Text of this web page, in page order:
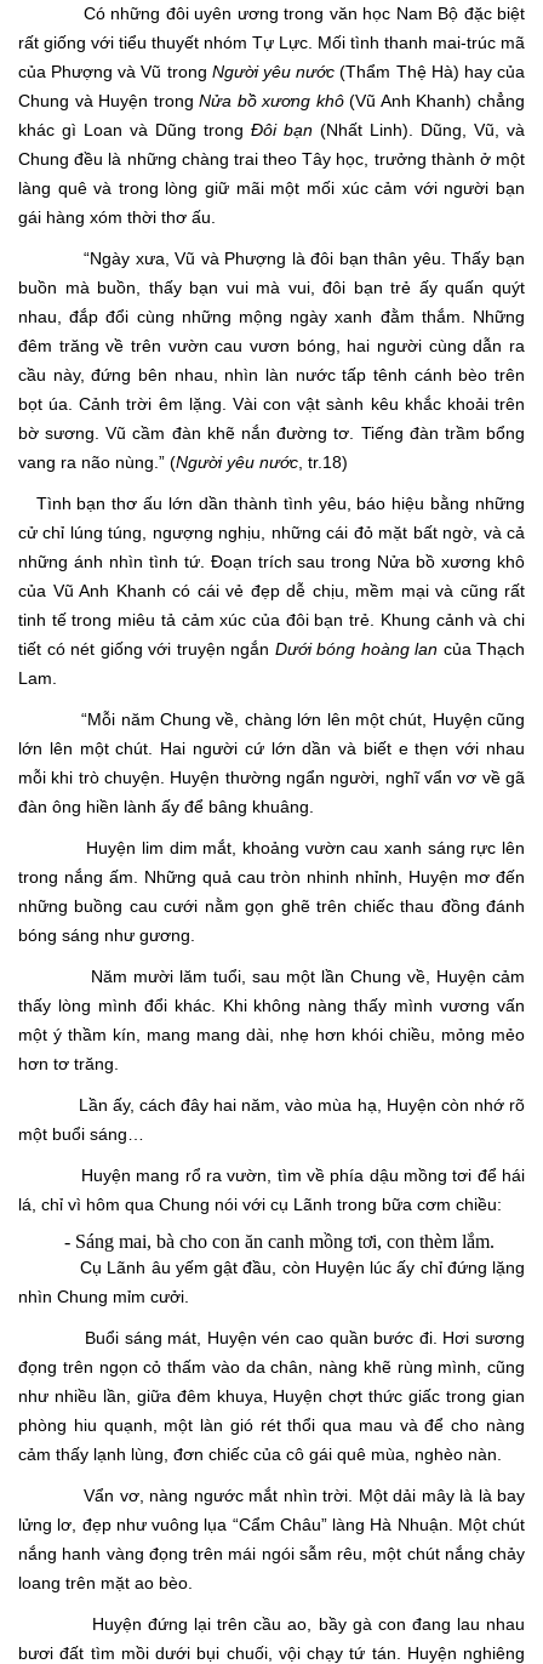
Có những đôi uyên ương trong văn học Nam Bộ đặc biệt
rất giống với tiểu thuyết nhóm Tự Lực. Mối tình thanh mai-trúc mã
của Phượng và Vũ trong Người yêu nước(Thẩm Thệ Hà) hay của
Chung và Huyện trongNửa bồ xương khô(Vũ Anh Khanh) chẳng
khác gì Loan và Dũng trong Đôi bạn (Nhất Linh). Dũng, Vũ, và
Chung đều là những chàng trai theo Tây học, trưởng thành ở một
làng quê và trong lòng giữ mãi một mối xúc cảm với người bạn
gái hàng xóm thời thơ ấu.
“Ngày xưa, Vũ và Phượng là đôi bạn thân yêu. Thấy bạn
buồn mà buồn, thấy bạn vui mà vui, đôi bạn trẻ ấy quấn quýt
nhau, đắp đổi cùng những mộng ngày xanh đằm thắm. Những
đêm trăng về trên vườn cau vươn bóng, hai người cùng dẫn ra
cầu này, đứng bên nhau, nhìn làn nước tấp tênh cánh bèo trên
bọt úa. Cảnh trời êm lặng. Vài con vật sành kêu khắc khoải trên
bờ sương. Vũ cầm đàn khẽ nắn đường tơ. Tiếng đàn trầm bổng
vang ra não nùng.” (Người yêu nước , tr.18)
Tình bạn thơ ấu lớn dần thành tình yêu, báo hiệu bằng những
cử chỉ lúng túng, ngượng nghịu, những cái đỏ mặt bất ngờ, và cả
những ánh nhìn tình tứ. Đoạn trích sau trong Nửa bồ xương khô
của Vũ Anh Khanh có cái vẻ đẹp dễ chịu, mềm mại và cũng rất
tinh tế trong miêu tả cảm xúc của đôi bạn trẻ. Khung cảnh và chi
tiết có nét giống với truyện ngắn Dưới bóng hoàng lan của Thạch
Lam.
“Mỗi năm Chung về, chàng lớn lên một chút, Huyện cũng
lớn lên một chút. Hai người cứ lớn dần và biết e thẹn với nhau
mỗi khi trò chuyện. Huyện thường ngẩn người, nghĩ vẩn vơ về gã
đàn ông hiền lành ấy để bâng khuâng.
Huyện lim dim mắt, khoảng vườn cau xanh sáng rực lên
trong nắng ấm. Những quả cau tròn nhinh nhỉnh, Huyện mơ đến
những buồng cau cưới nằm gọn ghẽ trên chiếc thau đồng đánh
bóng sáng như gương.
Năm mười lăm tuổi, sau một lần Chung về, Huyện cảm
thấy lòng mình đổi khác. Khi không nàng thấy mình vương vấn
một ý thầm kín, mang mang dài, nhẹ hơn khói chiều, mỏng mẻo
hơn tơ trăng.
Lần ấy, cách đây hai năm, vào mùa hạ, Huyện còn nhớ rõ
một buổi sáng…
Huyện mang rổ ra vườn, tìm về phía dậu mồng tơi để hái
lá, chỉ vì hôm qua Chung nói với cụ Lãnh trong bữa cơm chiều:
- Sáng mai, bà cho con ăn canh mồng tơi, con thèm lắm.
Cụ Lãnh âu yếm gật đầu, còn Huyện lúc ấy chỉ đứng lặng
nhìn Chung mỉm cưởi.
Buổi sáng mát, Huyện vén cao quần bước đi. Hơi sương
đọng trên ngọn cỏ thấm vào da chân, nàng khẽ rùng mình, cũng
như nhiều lần, giữa đêm khuya, Huyện chợt thức giấc trong gian
phòng hiu quạnh, một làn gió rét thổi qua mau và để cho nàng
cảm thấy lạnh lùng, đơn chiếc của cô gái quê mùa, nghèo nàn.
Vẩn vơ, nàng ngước mắt nhìn trời. Một dải mây là là bay
lửng lơ, đẹp như vuông lụa “Cẩm Châu” làng Hà Nhuận. Một chút
nắng hanh vàng đọng trên mái ngói sẫm rêu, một chút nắng chảy
loang trên mặt ao bèo.
Huyện đứng lại trên cầu ao, bầy gà con đang lau nhau
bươi đất tìm mồi dưới bụi chuối, vội chạy tứ tán. Huyện nghiêng